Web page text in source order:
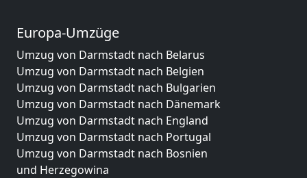
Europa-Umzüge
Umzug von Darmstadt nach Belarus
Umzug von Darmstadt nach Belgien
Umzug von Darmstadt nach Bulgarien
Umzug von Darmstadt nach Dänemark
Umzug von Darmstadt nach England
Umzug von Darmstadt nach Portugal
Umzug von Darmstadt nach Bosnien
und Herzegowina